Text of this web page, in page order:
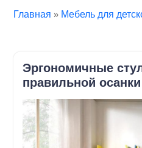
Главная » Мебель для
Эргономичные
правильной осанки